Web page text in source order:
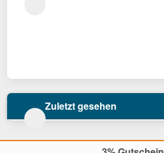
Zuletzt gesehen